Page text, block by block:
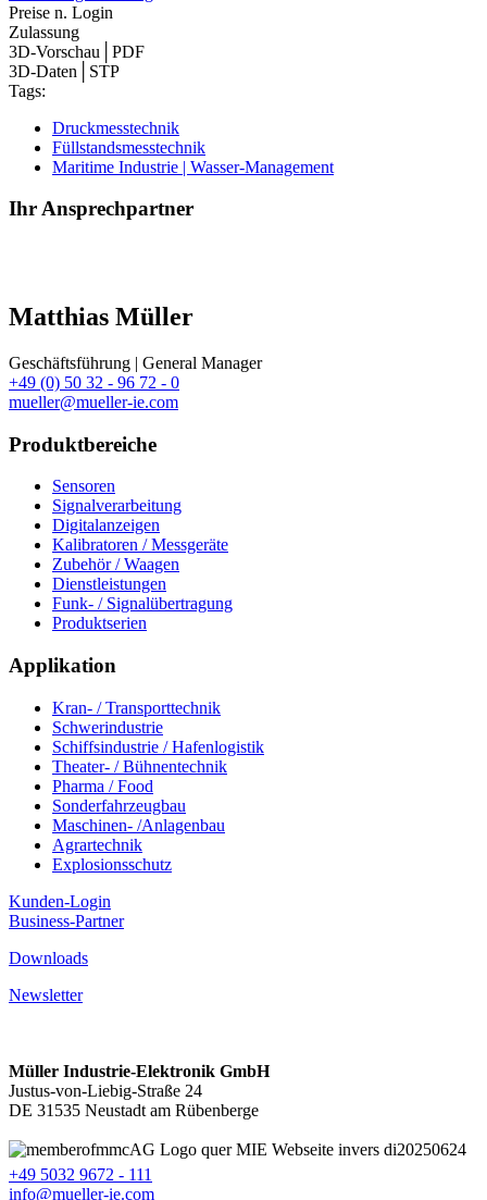
Preise n. Login
Zulassung
3D-Vorschau│PDF
3D-Daten│STP
Tags:
Druckmesstechnik
Füllstandsmesstechnik
Maritime Industrie | Wasser-Management
Ihr Ansprechpartner
Matthias Müller
Geschäftsführung | General Manager
+49 (0) 50 32 - 96 72 - 0
mueller@mueller-ie.com
Produktbereiche
Sensoren
Signalverarbeitung
Digitalanzeigen
Kalibratoren / Messgeräte
Zubehör / Waagen
Dienstleistungen
Funk- / Signalübertragung
Produktserien
Applikation
Kran- / Transporttechnik
Schwerindustrie
Schiffsindustrie / Hafenlogistik
Theater- / Bühnentechnik
Pharma / Food
Sonderfahrzeugbau
Maschinen- /Anlagenbau
Agrartechnik
Explosionsschutz
Kunden-Login
Business-Partner
Downloads
Newsletter
Müller Industrie-Elektronik GmbH
Justus-von-Liebig-Straße 24
DE 31535 Neustadt am Rübenberge
+49 5032 9672 - 111
info@mueller-ie.com